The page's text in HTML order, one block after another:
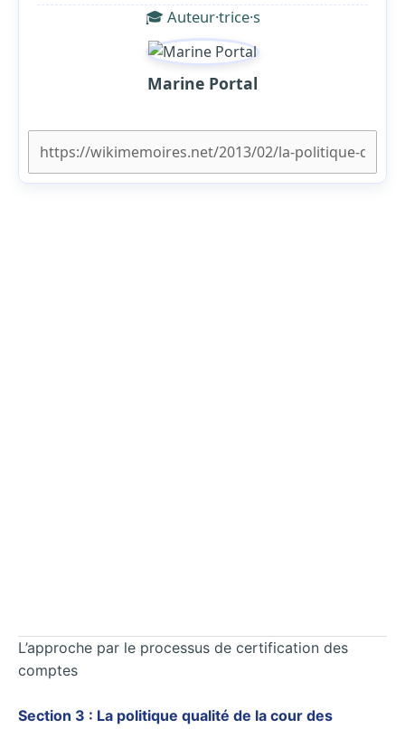
🎓 Auteur·trice·s
Marine Portal
L’approche par le processus de certification des
comptes
Section 3 : La politique qualité de la cour des